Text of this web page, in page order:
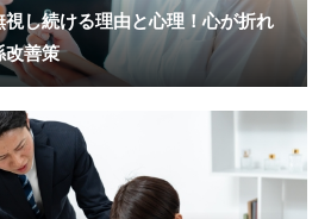
し続ける理由と心理！心が折れ
改善策